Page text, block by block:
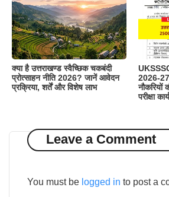
क्या है उत्तराखण्ड स्वैच्छिक चकबंदी
प्रोत्साहन नीति 2026? जानें आवेदन
प्रक्रिया, शर्तें और विशेष लाभ
2026-
नौकरियों
परीक्षा
Leave a Comment
You must be logged in to post a